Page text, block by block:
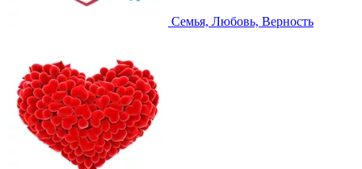
Семья, Любовь, Верность